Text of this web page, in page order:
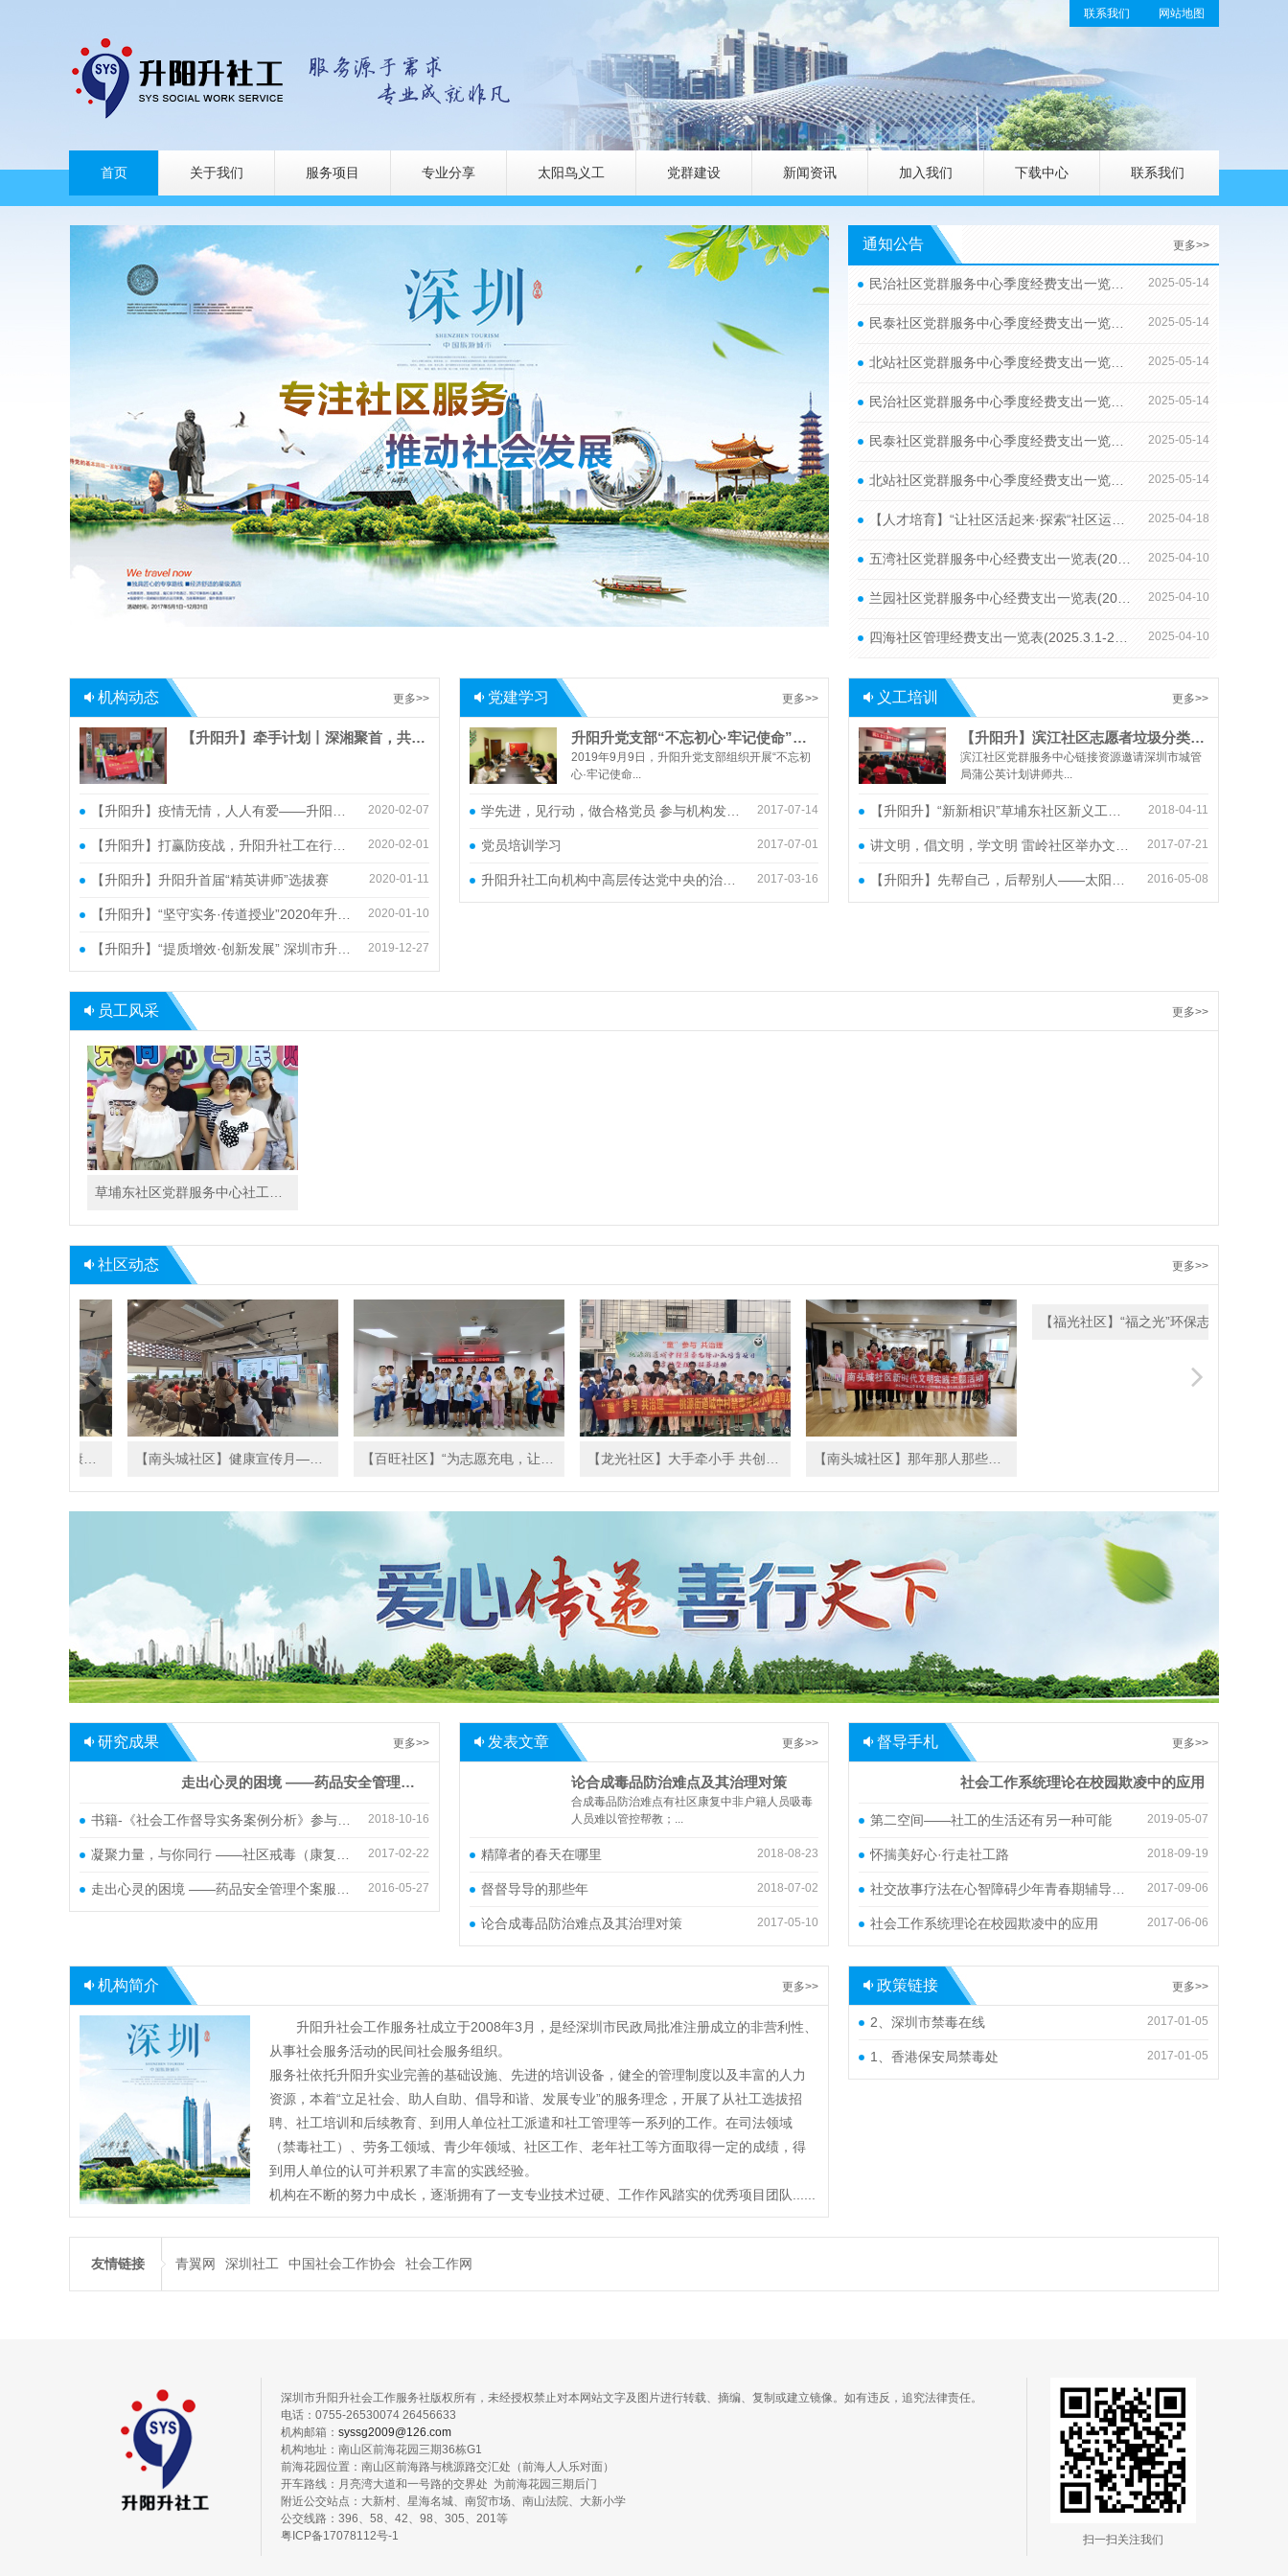
联系我们 网站地图
首页 关于我们 服务项目 专业分享 太阳鸟义工 党群建设 新闻资讯 加入我们 下载中心 联系我们
通知公告 更多>>
2025-05-14
2025-05-14
2025-05-14
2025-05-14
2025-05-14
2025-05-14
2025-04-18
2025-04-10
2025-04-10
2025-04-10
机构动态 更多>>
【升阳升】牵手计划丨深湘聚首，共话“牵手”情谊
2020-02-07
【升阳升】疫情无情，人人有爱——升阳升社工在行动！
2020-02-01
【升阳升】打赢防疫战，升阳升社工在行动！
2020-01-11
【升阳升】升阳升首届“精英讲师”选拔赛
2020-01-10
【升阳升】“坚守实务·传道授业”2020年升阳升首届精英讲师选拔赛圆满结束
2019-12-27
【升阳升】“提质增效·创新发展” 深圳市升阳升社会工作服务社2019年度年终述职大会顺利召开
党建学习 更多>>
升阳升党支部“不忘初心·牢记使命”主题教育分享会
2019年9月9日，升阳升党支部组织开展“不忘初
心·牢记使命...
2017-07-14
学先进，见行动，做合格党员 参与机构发展讨论活动
2017-07-01
党员培训学习
2017-03-16
升阳升社工向机构中高层传达党中央的治国理政思路以及“四个全面”思想
义工培训 更多>>
【升阳升】滨江社区志愿者垃圾分类知识培训讲座
滨江社区党群服务中心链接资源邀请深圳市城管
局蒲公英计划讲师共...
2018-04-11
【升阳升】“新新相识”草埔东社区新义工基础培训
2017-07-21
讲文明，倡文明，学文明 雷岭社区举办文明经验分享沙龙
2016-05-08
【升阳升】先帮自己，后帮别人——太阳鸟•帮帮堂义工暨紧急救助社区行培训
员工风采 更多>>
社区动态 更多>>
【南头城社区】健康宣传月——大肠癌筛查活... 【百旺社区】“为志愿充电，让服务进阶” ... 【龙光社区】大手牵小手 共创“无毒村居”... 【南头城社区】那年那人那些事 ——长者生...
研究成果 更多>>
走出心灵的困境 ——药品安全管理个案服务探析
2018-10-16
2017-02-22
2016-05-27
发表文章 更多>>
论合成毒品防治难点及其治理对策
合成毒品防治难点有社区康复中非户籍人员吸毒
人员难以管控帮教；...
2018-08-23
精障者的春天在哪里
2018-07-02
督督导导的那些年
2017-05-10
论合成毒品防治难点及其治理对策
督导手札 更多>>
社会工作系统理论在校园欺凌中的应用
2019-05-07
第二空间——社工的生活还有另一种可能
2018-09-19
怀揣美好心·行走社工路
2017-09-06
2017-06-06
社会工作系统理论在校园欺凌中的应用
机构简介 更多>>
升阳升社会工作服务社成立于2008年3月，是经深圳市民政局批准注册成立的非营利性、
从事社会服务活动的民间社会服务组织。
服务社依托升阳升实业完善的基础设施、先进的培训设备，健全的管理制度以及丰富的人力
资源，本着“立足社会、助人自助、倡导和谐、发展专业”的服务理念，开展了从社工选拔招
聘、社工培训和后续教育、到用人单位社工派遣和社工管理等一系列的工作。在司法领域
（禁毒社工）、劳务工领域、青少年领域、社区工作、老年社工等方面取得一定的成绩，得
到用人单位的认可并积累了丰富的实践经验。
机构在不断的努力中成长，逐渐拥有了一支专业技术过硬、工作作风踏实的优秀项目团队......
政策链接 更多>>
2017-01-05
2、深圳市禁毒在线
2017-01-05
1、香港保安局禁毒处
友情链接 青翼网 深圳社工 中国社会工作协会 社会工作网
深圳市升阳升社会工作服务社版权所有，未经授权禁止对本网站文字及图片进行转载、摘编、复制或建立镜像。如有违反，追究法律责任。
电话：0755-26530074 26456633
机构邮箱： syssg2009@126.com
机构地址：南山区前海花园三期36栋G1
前海花园位置：南山区前海路与桃源路交汇处（前海人人乐对面）
开车路线：月亮湾大道和一号路的交界处 为前海花园三期后门
附近公交站点：大新村、星海名城、南贸市场、南山法院、大新小学
公交线路：396、58、42、98、305、201等
粤ICP备17078112号-1
扫一扫关注我们